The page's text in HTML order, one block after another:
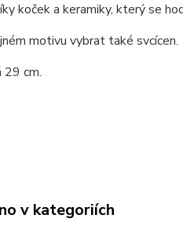
koček a keramiky, který se
motivu vybrat také svcícen.
29 cm.
v kategoriích